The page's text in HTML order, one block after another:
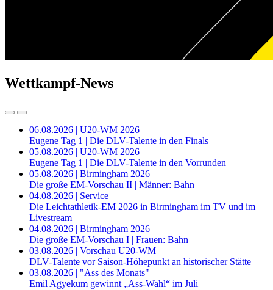
Wettkampf-News
06.08.2026 | U20-WM 2026
Eugene Tag 1 | Die DLV-Talente in den Finals
05.08.2026 | U20-WM 2026
Eugene Tag 1 | Die DLV-Talente in den Vorrunden
05.08.2026 | Birmingham 2026
Die große EM-Vorschau II | Männer: Bahn
04.08.2026 | Service
Die Leichtathletik-EM 2026 in Birmingham im TV und im
Livestream
04.08.2026 | Birmingham 2026
Die große EM-Vorschau I | Frauen: Bahn
03.08.2026 | Vorschau U20-WM
DLV-Talente vor Saison-Höhepunkt an historischer Stätte
03.08.2026 | "Ass des Monats"
Emil Agyekum gewinnt „Ass-Wahl“ im Juli